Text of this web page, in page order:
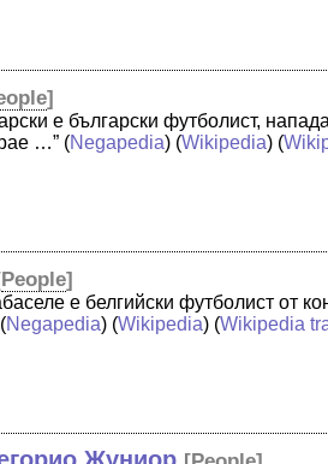
]
е български футболист,
…” (Negapedia) (Wikipedia) (
People]
е белгийски футболист от
(Negapedia) (Wikipedia) (Wikipedia